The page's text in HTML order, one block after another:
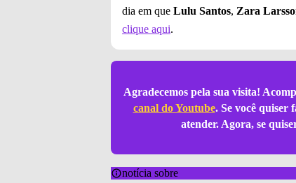
dia em que Lulu Santos, Zara
clique aqui.
Agradecemos pela sua visita!
canal do Youtube. Se você quiser
atender. Agora, se
notícia sobre